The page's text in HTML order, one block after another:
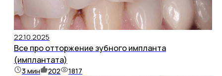
22.10.2025
Все про отторжение зубного импланта
(имплантата)
3 мин 202 1817